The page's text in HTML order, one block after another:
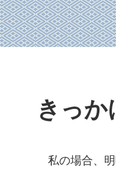
きっ
私の場合、